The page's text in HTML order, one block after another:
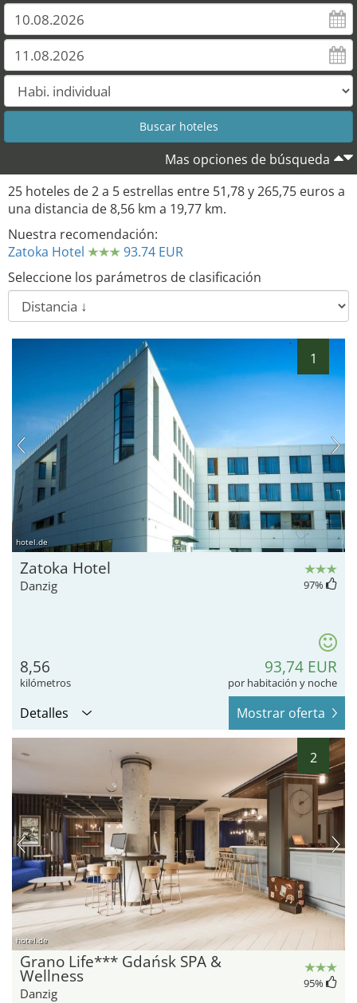
Mas opciones de búsqueda
25 hoteles de2a 5 estrellas entre 51,78y265,75 euros a
una distancia de8,56 km a 19,77 km.
Nuestra recomendación:
Zatoka Hotel
93.74 EUR
Seleccione los parámetros de clasificación
1
hotel.de
Zatoka Hotel
Danzig 97%
8,56
kilómetros
93,74 EUR
por habitación y noche
Detalles Mostrar oferta
2
hotel.de
Grano Life*** Gdańsk SPA &
Wellness
Danzig
95%